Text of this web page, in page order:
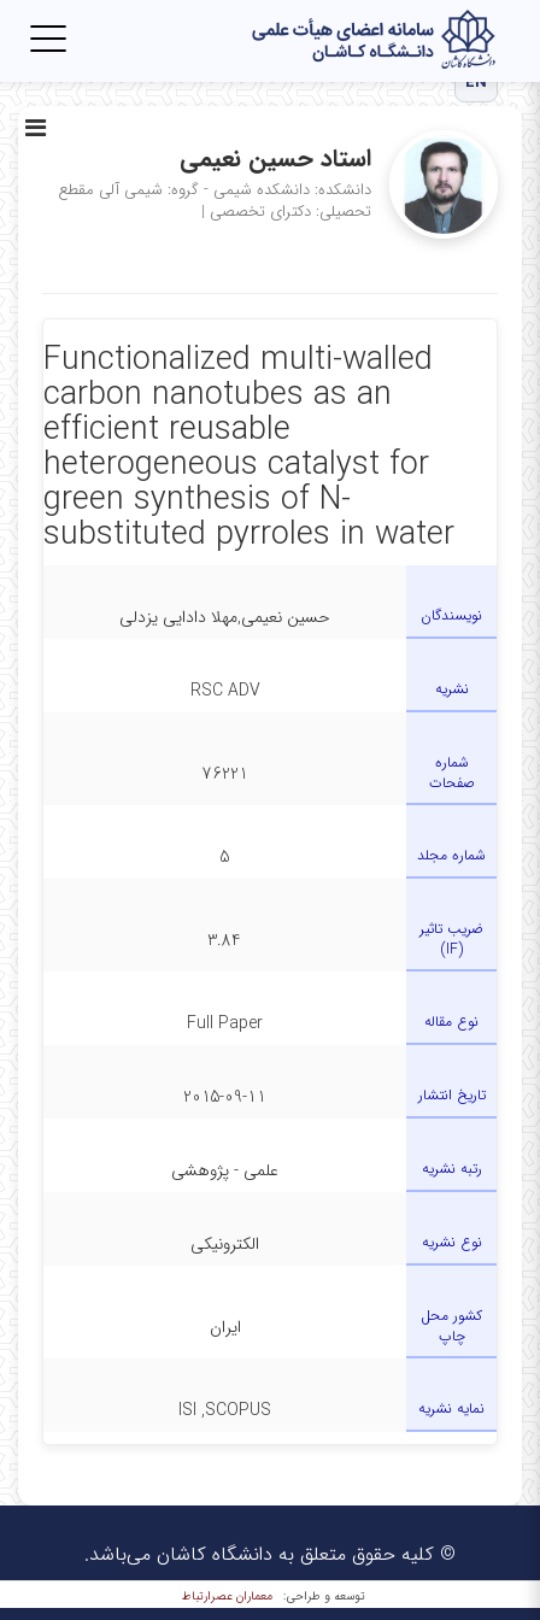
EN
استاد حسین نعیمی
دانشکده: دانشکده شیمی - گروه: شیمی آلی مقطع
تحصیلی: دکترای تخصصی |
Functionalized multi-walled
carbon nanotubes as an
efficient reusable
heterogeneous catalyst for
green synthesis of N-
substituted pyrroles in water
نویسندگان حسین نعیمی,مهلا دادایی یزدلی
نشریه RSC ADV
شماره
صفحات
76221
شماره مجلد 5
ضریب تاثیر
(IF)
3.84
نوع مقاله Full Paper
تاریخ انتشار 2015-09-11
رتبه نشریه علمی - پژوهشی
نوع نشریه الکترونیکی
کشور محل
چاپ
ایران
نمایه نشریه ISI ,SCOPUS
© کلیه حقوق متعلق به دانشگاه کاشان می‌باشد.
توسعه و طراحی: معماران عصر‌ارتباط